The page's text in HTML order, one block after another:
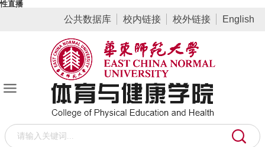
性直播
公共数据库 校内链接 校外链接 English